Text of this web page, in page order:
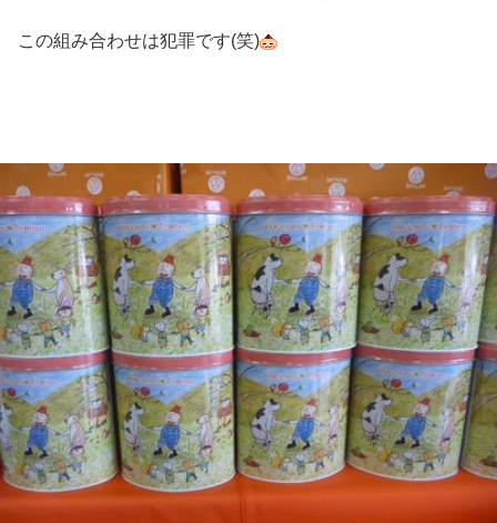
この組み合わせは犯罪です(笑)